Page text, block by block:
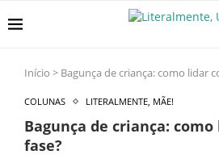
Início > Bagunça de criança: como lidar
COLUNAS LITERALMENTE, MÃE!
Bagunça de criança:
fase?